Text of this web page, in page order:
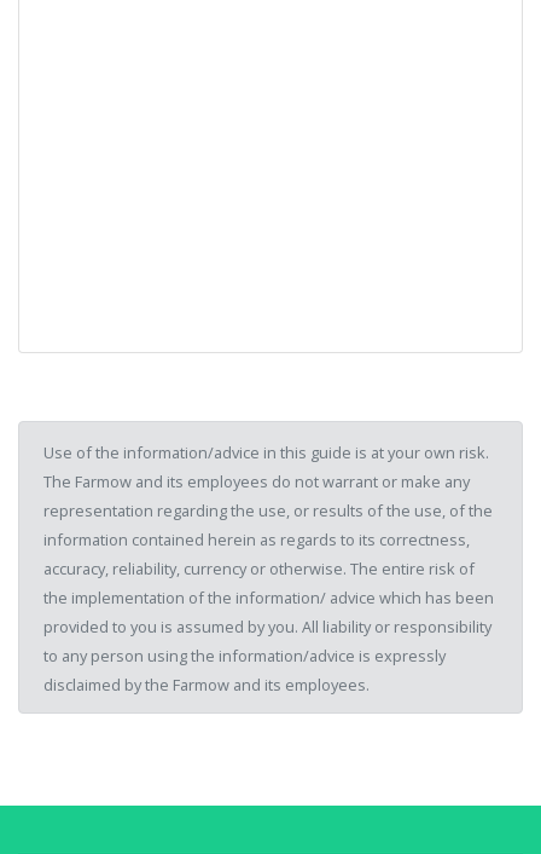
Use of the information/advice in this guide is at your own risk.
The Farmow and its employees do not warrant or make any
representation regarding the use, or results of the use, of the
information contained herein as regards to its correctness,
accuracy, reliability, currency or otherwise. The entire risk of
the implementation of the information/ advice which has been
provided to you is assumed by you. All liability or responsibility
to any person using the information/advice is expressly
disclaimed by the Farmow and its employees.